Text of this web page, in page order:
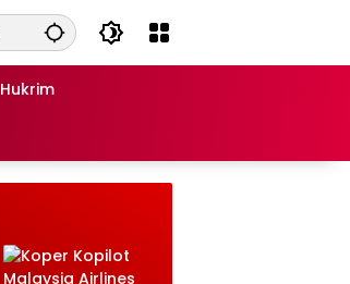
Hukrim